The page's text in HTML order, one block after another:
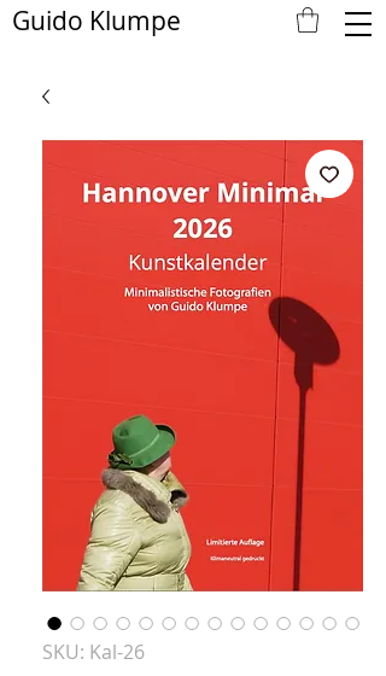
Guido Klumpe
SKU: Kal-26